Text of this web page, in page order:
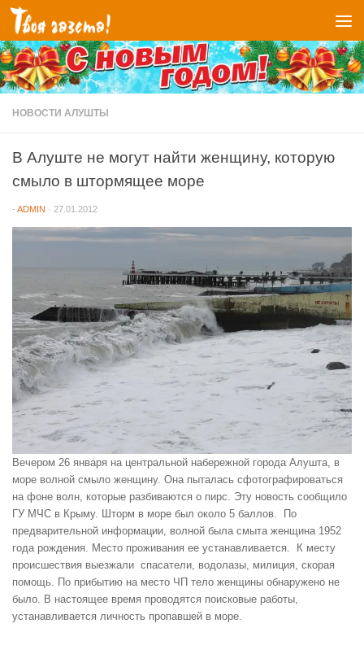
Перейти к содержимому
НОВОСТИ АЛУШТЫ
В Алуште не могут найти женщину, которую
смыло в штормящее море
- ADMIN · 27.01.2012
Вечером 26 января на центральной набережной города Алушта, в
море волной смыло женщину. Она пыталась сфотографироваться
на фоне волн, которые разбиваются о пирс. Эту новость сообщило
ГУ МЧС в Крыму. Шторм в море был около 5 баллов. По
предварительной информации, волной была смыта женщина 1952
года рождения. Место проживания ее устанавливается. К месту
происшествия выезжали спасатели, водолазы, милиция, скорая
помощь. По прибытию на место ЧП тело женщины обнаружено не
было. В настоящее время проводятся поисковые работы,
устанавливается личность пропавшей в море.